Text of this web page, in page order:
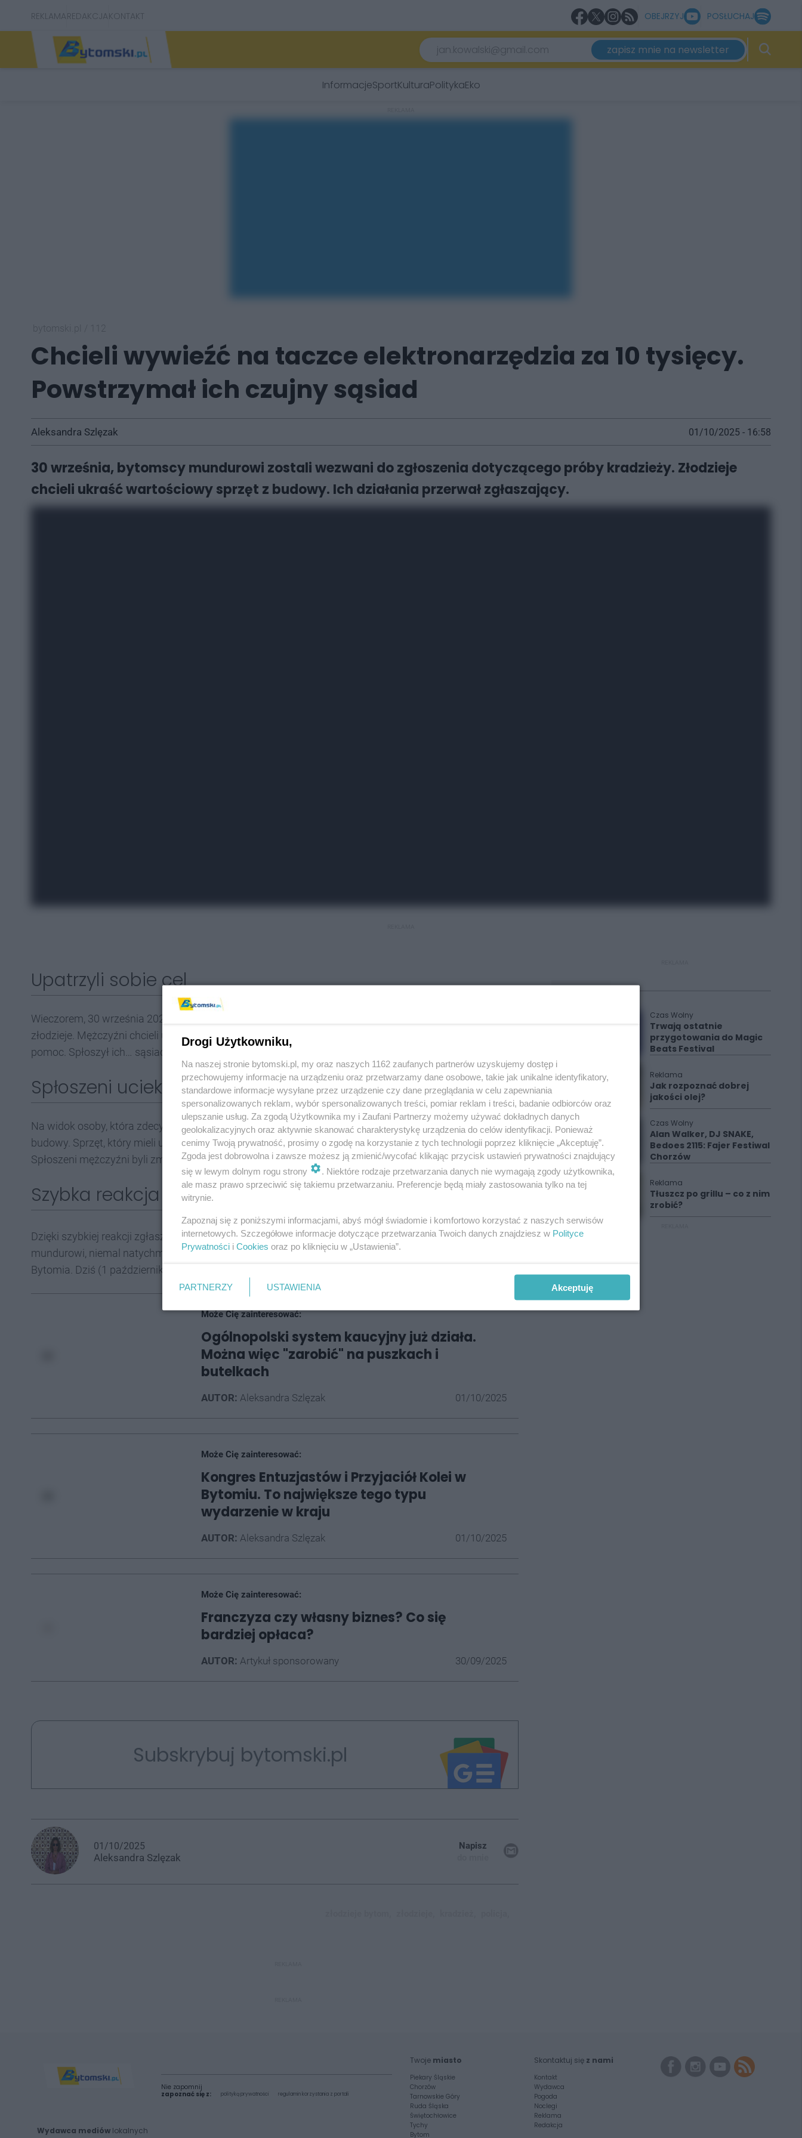
REKLAMAREDAKCJAKONTAKT OBEJRZYJ POSŁUCHAJ
zapisz mnie na newsletter
InformacjeSportKulturaPolitykaEko
Chcieli wywieźć na taczce elektronarzędzia za 10 tysięcy.
Powstrzymał ich czujny sąsiad
Aleksandra Szlęzak 01/10/2025 - 16:58
30 września, bytomscy mundurowi zostali wezwani do zgłoszenia dotyczącego próby kradzieży. Złodzieje
chcieli ukraść wartościowy sprzęt z budowy. Ich działania przerwał zgłaszający.
Upatrzyli sobie cel
Wieczorem, 30 września 2025, na jednej z działek w Bytomiu, gdzie trwa obecnie budowa, pojawili się
złodzieje. Mężczyźni chcieli ukraść cenne elektronarzędzia. W tym celu, przygotowali sobie specjalną
pomoc. Spłoszył ich… sąsiad.
Spłoszeni uciekli
Na widok osoby, która zdecydowała się o całym zdarzeniu poinformować policję - mężczyźni uciekli z
budowy. Sprzęt, który mieli ukraść - włożyli na taczkę. Ta, finalnie nie wyjechała za bramę budowy.
Spłoszeni mężczyźni byli zmuszeni porzucić to, co chcieli zabrać ze sobą.
Szybka reakcja
Dzięki szybkiej reakcji zgłaszającego, na miejsce zdarzenia udało się zadysponować wolny patrol. Dalej,
mundurowi, niemal natychmiast po otrzymaniu zgłoszenia - zatrzymali złodziei. To 31 latek i 41 latek z
Bytomia. Dziś (1 października 2025) usłyszeli już zarzut usiłowania kradzieży. Grozi im do 5 lat.
Może Cię zainteresować:
Ogólnopolski system kaucyjny już działa.
Można więc "zarobić" na puszkach i
butelkach
AUTOR: Aleksandra Szlęzak 01/10/2025
Może Cię zainteresować:
Kongres Entuzjastów i Przyjaciół Kolei w
Bytomiu. To największe tego typu
wydarzenie w kraju
AUTOR: Aleksandra Szlęzak 01/10/2025
Może Cię zainteresować:
Franczyza czy własny biznes? Co się
bardziej opłaca?
AUTOR: Artykuł sponsorowany 30/09/2025
Subskrybuj bytomski.pl
01/10/2025
Aleksandra Szlęzak
Napisz
Polecane
Czas Wolny
Trwają ostatnie
przygotowania do Magic
Beats Festival
Reklama
Jak rozpoznać dobrej
jakości olej?
Czas Wolny
Alan Walker, DJ SNAKE,
Bedoes 2115: Fajer Festiwal
Chorzów
Reklama
Tłuszcz po grillu – co z nim
zrobić?
Wydawca mediów lokalnych
Nie zapomnij
zapoznać się z:
polityką prywatności regulamin korzystania z portali
Twoje miasto
Piekary Śląskie
Chorzów
Tarnowskie Góry
Ruda Śląska
Świętochłowice
Tychy
Bytom
Skontaktuj się z nami
Kontakt
Wydawca
Pogoda
Noclegi
Reklama
Redakcja
Drogi Użytkowniku,
Na naszej stronie bytomski.pl, my oraz naszych 1162 zaufanych partnerów uzyskujemy dostęp i
przechowujemy informacje na urządzeniu oraz przetwarzamy dane osobowe, takie jak unikalne identyfikatory,
standardowe informacje wysyłane przez urządzenie czy dane przeglądania w celu zapewniania
spersonalizowanych reklam, wybór spersonalizowanych treści, pomiar reklam i treści, badanie odbiorców oraz
ulepszanie usług. Za zgodą Użytkownika my i Zaufani Partnerzy możemy używać dokładnych danych
geolokalizacyjnych oraz aktywnie skanować charakterystykę urządzenia do celów identyfikacji. Ponieważ
cenimy Twoją prywatność, prosimy o zgodę na korzystanie z tych technologii poprzez kliknięcie „Akceptuję”.
Zgoda jest dobrowolna i zawsze możesz ją zmienić/wycofać klikając przycisk ustawień prywatności znajdujący
się w lewym dolnym rogu strony
. Niektóre rodzaje przetwarzania danych nie wymagają zgody użytkownika,
ale masz prawo sprzeciwić się takiemu przetwarzaniu. Preferencje będą miały zastosowania tylko na tej
witrynie.
Zapoznaj się z poniższymi informacjami, abyś mógł świadomie i komfortowo korzystać z naszych serwisów
internetowych. Szczegółowe informacje dotyczące przetwarzania Twoich danych znajdziesz w Polityce
Prywatności i Cookies oraz po kliknięciu w „Ustawienia”.
PARTNERZY USTAWIENIA Akceptuję